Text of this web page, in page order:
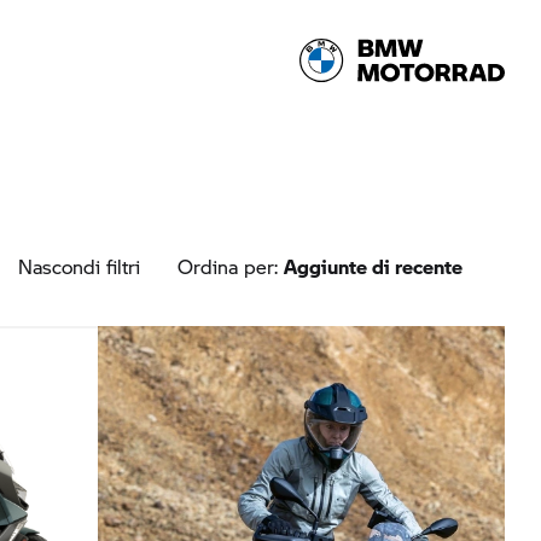
Nascondi filtri Ordina per: Aggiunte di recente